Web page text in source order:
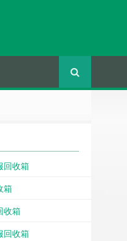
回收箱
箱
收箱
回收箱